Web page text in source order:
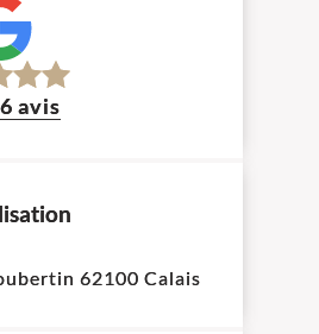
avis
62100 Calais